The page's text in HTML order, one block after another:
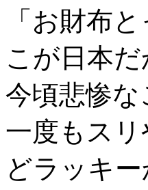
「お財布
こが日本
今頃悲惨
一度もス
どラッキ